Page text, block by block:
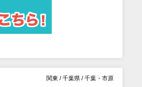
関東 / 千葉県 / 千葉・市原